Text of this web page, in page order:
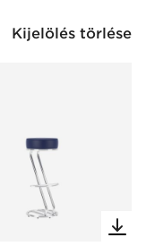
Kijelölés törlése